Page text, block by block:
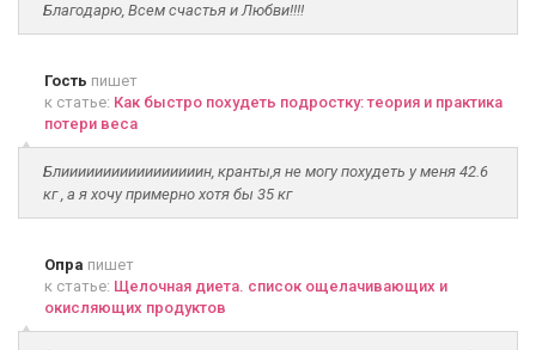
Благодарю, Всем счастья и Любви!!!!
Гость пишет
к статье: Как быстро похудеть подростку: теория и практика
потери веса
Блииииииииииииииииин, кранты,я не могу похудеть у меня 42.6
кг , а я хочу примерно хотя бы 35 кг
Опра пишет
к статье: Щелочная диета. список ощелачивающих и
окисляющих продуктов